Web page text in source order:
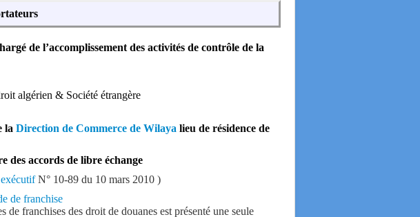
de l’accomplissement des activités de contrôle de la
algérien & Société étrangère
la Direction de Commerce de Wilaya lieu de résidence de
des accords de libre échange
N° 10-89 du 10 mars 2010 )
de franchise
franchises des droit de douanes est présenté une seule